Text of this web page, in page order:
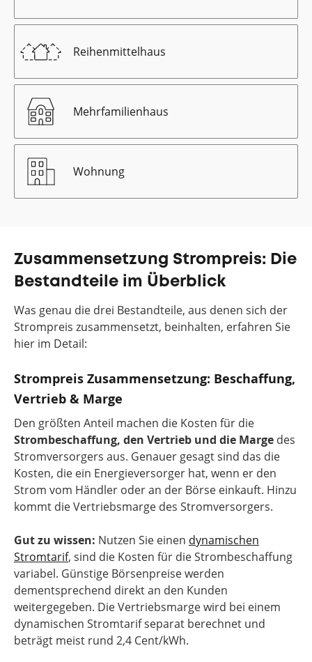
Reihenmittelhaus
Mehrfamilienhaus
Wohnung
Zusammensetzung Strompreis: Die
Bestandteile im Überblick
Was genau die drei Bestandteile, aus denen sich der
Strompreis zusammensetzt, beinhalten, erfahren Sie
hier im Detail:
Strompreis Zusammensetzung: Beschaffung,
Vertrieb & Marge
Den größten Anteil machen die Kosten für die
Strombeschaffung, den Vertrieb und die Marge des
Stromversorgers aus. Genauer gesagt sind das die
Kosten, die ein Energieversorger hat, wenn er den
Strom vom Händler oder an der Börse einkauft. Hinzu
kommt die Vertriebsmarge des Stromversorgers.
Gut zu wissen: Nutzen Sie einen dynamischen
Stromtarif, sind die Kosten für die Strombeschaffung
variabel. Günstige Börsenpreise werden
dementsprechend direkt an den Kunden
weitergegeben. Die Vertriebsmarge wird bei einem
dynamischen Stromtarif separat berechnet und
beträgt meist rund 2,4 Cent/kWh.